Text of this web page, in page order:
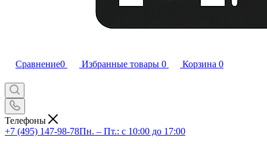
Сравнение0 Избранные товары 0 Корзина 0
Телефоны
+7 (495) 147-98-78Пн. – Пт.: с 10:00 до 17:00